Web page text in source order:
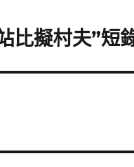
比擬村夫”短